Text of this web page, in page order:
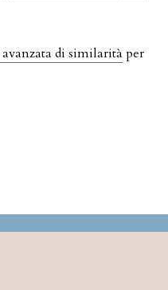
di similarità per